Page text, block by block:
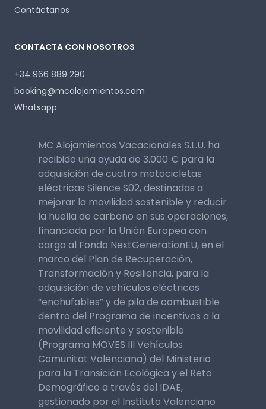
Contáctanos
CONTACTA CON NOSOTROS
+34 966 889 290
booking@mcalojamientos.com
Whatsapp
MC Alojamientos Vacacionales S.L.U. ha
recibido una ayuda de 3.000 € para la
adquisición de cuatro motocicletas
eléctricas Silence S02, destinadas a
mejorar la movilidad sostenible y reducir
la huella de carbono en sus operaciones,
financiada por la Unión Europea con
cargo al Fondo NextGenerationEU, en el
marco del Plan de Recuperación,
Transformación y Resiliencia, para la
adquisición de vehículos eléctricos
“enchufables” y de pila de combustible
dentro del Programa de incentivos a la
movilidad eficiente y sostenible
(Programa MOVES III Vehículos
Comunitat Valenciana) del Ministerio
para la Transición Ecológica y el Reto
Demográfico a través del IDAE,
gestionado por el Instituto Valenciano